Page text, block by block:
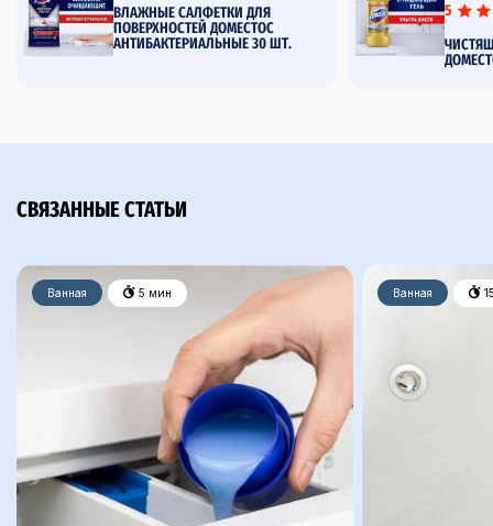
ВЛАЖНЫЕ САЛФЕТКИ ДЛЯ
ПОВЕРХНОСТЕЙ ДОМЕСТОС
АНТИБАКТЕРИАЛЬНЫЕ 30 ШТ.
5
СВЯЗАННЫЕ СТАТЬИ
Ванная 5 мин Ванная